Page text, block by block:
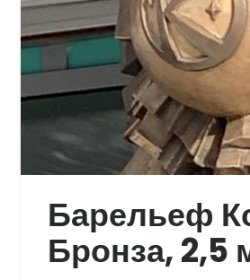
Барельеф
Бронза, 2,5